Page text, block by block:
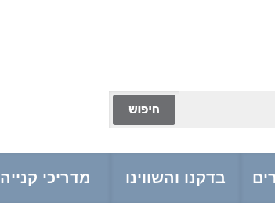
בדקנו והשווינו מדריכי קנייה